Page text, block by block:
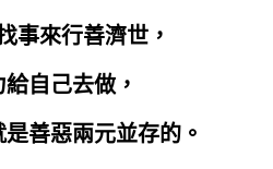
事來行善濟世，
自己去做，
善惡兩元並存的。